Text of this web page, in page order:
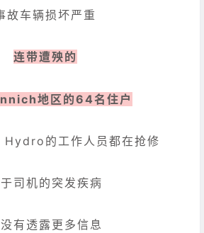
故车辆损坏严重
连带遭殃的
地区的64名住户
Hydro的工作人员都在抢修
司机的突发疾病
有透露更多信息